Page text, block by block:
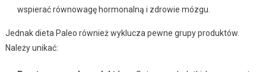
wspierać równowagę hormonalną i zdrowie mózgu.
Jednak dieta Paleo również wyklucza pewne grupy produktów.
Należy unikać: